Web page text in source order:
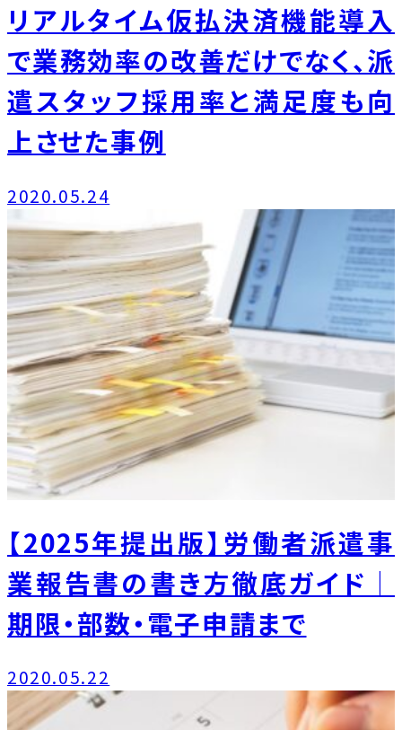
リアルタイム仮払決済機能導入
で業務効率の改善だけでなく、派
遣スタッフ採用率と満足度も向
上させた事例
2020.05.24
【2025年提出版】労働者派遣事
業報告書の書き方徹底ガイド｜
期限・部数・電子申請まで
2020.05.22